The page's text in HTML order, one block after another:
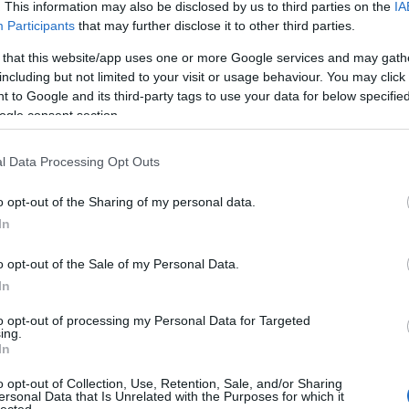
This information may also be disclosed by us to third parties on the
Participants that may further disclose it to other third parties.
that this website/app uses one or more Google services and may
but not limited to your visit or usage behaviour. You may
to Google and its third-party tags to use your data for below
consent section.
Data Processing Opt Outs
opt-out of the Sharing of my personal data.
opt-out of the Sale of my Personal Data.
opt-out of processing my Personal Data for Targeted
opt-out of Collection, Use, Retention, Sale, and/or Sharing
Data that Is Unrelated with the Purposes for which it
bírnának Budapesten, mint a
egy próbát. Hátha tudok örömködni nektek
25